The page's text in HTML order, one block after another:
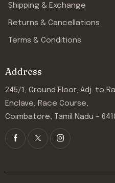
Shipping & Exchange
Returns & Cancellations
Terms & Conditions
Address
245/1, Ground Floor, Adj. to
Enclave, Race Course,
Coimbatore, Tamil Nadu –